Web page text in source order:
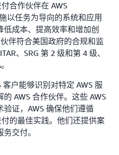
合作伙伴在 AWS
以任务为导向的系统和应用
成本、提高效率和增加创
伴符合美国政府的合规和监
、SRG 第 2 级和第 4 级、
客户能够识别对特定 AWS 服
AWS 合作伙伴。这些 AWS
证，AWS 确保他们遵循
的最佳实践。他们还提供案
交付。